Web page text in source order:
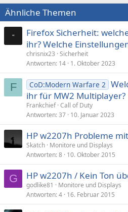
Ähnliche Themen
Firefox Sicherheit:
ihr? Welche
chrisnix23 Sicherheit
Antworten 14 1. Oktober 2023
F CoD:Modern Warfare 2
ihr für MW2 Multiplayer?
Frankchief Call of Duty
Antworten 37 10. Januar 2023
HP w2207h Probleme
Skatch Monitore und Displays
Antworten 8 10. Oktober 2015
G HP w2207h / Kein Ton
godlike81
Monitore und Displays
Antworten 4 16. Februar 2015